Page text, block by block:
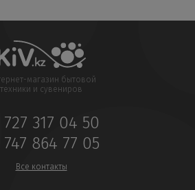
магазин бытовой
техники и сувениров
727 317 04 50
747 864 77 05
Все контакты